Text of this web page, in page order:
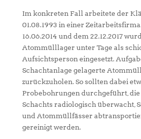
Im konkreten Fall arbeitete der
01.08.1993 in einer
16.06.2014 und dem 22.12.2017
Atommülllager unter Tage als
Aufsichtsperson eingesetzt.
Schachtanlage gelagerte
zurückzuholen. So sollten dabei
Probebohrungen durchgeführt,
Schachts radiologisch überwacht,
und Atommüllfässer
gereinigt werden.